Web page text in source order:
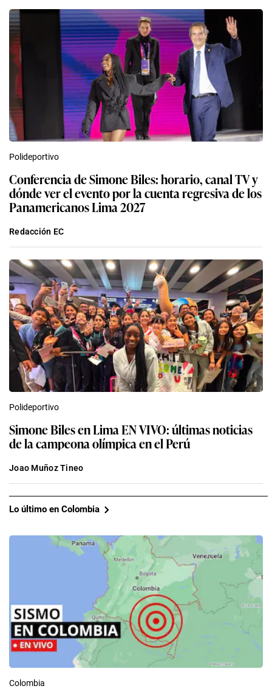
Polideportivo
Conferencia de Simone Biles: horario, canal TV y
dónde ver el evento por la cuenta regresiva de los
Panamericanos Lima 2027
Redacción EC
Polideportivo
Simone Biles en Lima EN VIVO: últimas noticias
de la campeona olímpica en el Perú
Joao Muñoz Tineo
Lo último en Colombia
Colombia